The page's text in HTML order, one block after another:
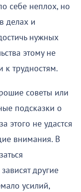
себе неплох, но
делах и
нужных
этому не
к трудностям.
советы или
подсказки о
этого не удастся
внимания. В
другие
усилий,